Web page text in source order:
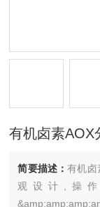
有机卤素AOX
简要描述：有机卤
观设计,操